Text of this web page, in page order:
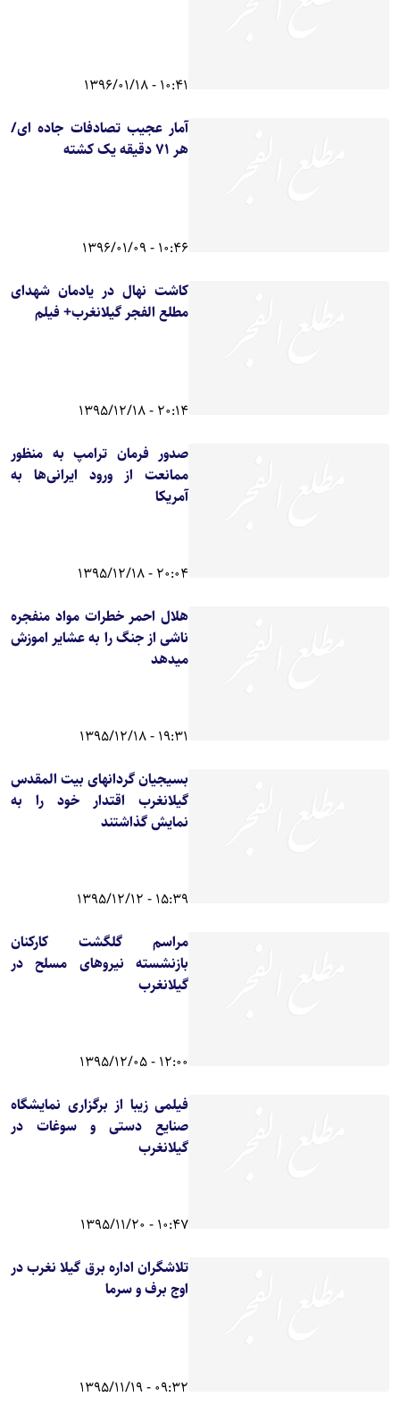
10:41 - 1396/01/18
آمار عجیب تصادفات جاده ای/
هر 71 دقیقه یک کشته
10:46 - 1396/01/09
کاشت نهال در یادمان شهدای
مطلع الفجر گیلانغرب+ فیلم
20:14 - 1395/12/18
صدور فرمان ترامپ به منظور
ممانعت از ورود ایرانی‌ها به
آمریکا
20:04 - 1395/12/18
هلال احمر خطرات مواد منفجره
ناشی از جنگ را به عشایر اموزش
میدهد
19:31 - 1395/12/18
بسیجیان گردانهای بیت المقدس
گیلانغرب اقتدار خود را به
نمایش گذاشتند
15:39 - 1395/12/12
مراسم گلگشت کارکنان
بازنشسته نیروهای مسلح در
گیلانغرب
12:00 - 1395/12/05
فیلمی زیبا از برگزاری نمایشگاه
صنایع دستی و سوغات در
گیلانغرب
10:47 - 1395/11/20
تلاشگران اداره برق گیلا نغرب در
اوج برف و سرما
09:32 - 1395/11/19